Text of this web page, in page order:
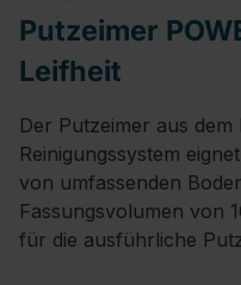
Putzeimer
Leifheit
Der Putzeimer aus dem
Reinigungssystem
von umfassenden
Fassungsvolumen von
für die ausführliche